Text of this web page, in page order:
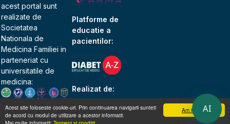
Am inteles
Acest site foloseste cookie-uri. Prin continuarea navigarii sunteti
de acord cu modul de utilizare a acestor informatii.
acest portal sunt
realizate de
Societatea
Nationala de
Medicina Familiei in
parteneriat cu
universitatile de
medicina:
Platforme de
educatie a
pacientilor:
Realizat de:
AI